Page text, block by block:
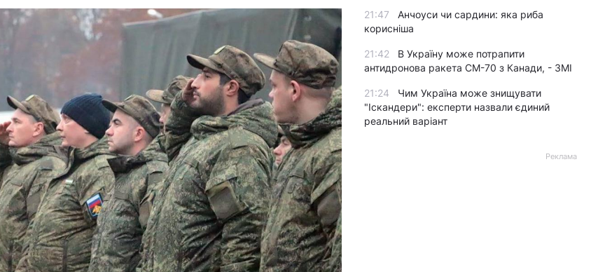
21:47
Анчоуси чи сардини: яка риба
корисніша
21:42
В Україну може потрапити
антидронова ракета CM-70 з Канади, - ЗМІ
21:24
Чим Україна може знищувати
"Іскандери": експерти назвали єдиний
реальний варіант
Реклама